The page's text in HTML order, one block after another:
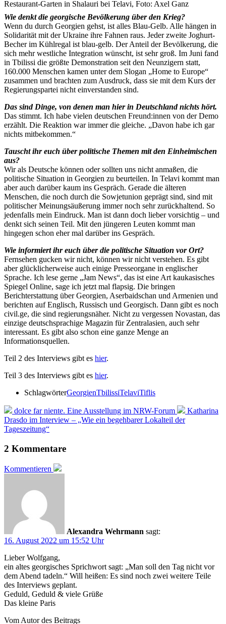
Restaurant-Garten in Shalauri bei Telavi, Foto: Axel Ganz
Wie denkt die georgische Bevölkerung über den Krieg?
Wenn du durch Georgien gehst, ist alles Blau-Gelb. Alle hängen in
Solidarität mit der Ukraine ihre Fahnen raus. Jeder zweite Joghurt-
Becher im Kühlregal ist blau-gelb. Der Anteil der Bevölkerung, die
sich mehr westliche Integration wünscht, ist sehr groß. Im Juni fand
in Tbilissi die größte Demonstration seit den Neunzigern statt,
160.000 Menschen kamen unter dem Slogan „Home to Europe“
zusammen und brachten zum Ausdruck, dass sie mit dem Kurs der
Regierungspartei nicht einverstanden sind.
Das sind Dinge, von denen man hier in Deutschland nichts hört.
Das stimmt. Ich habe vielen deutschen Freund:innen von der Demo
erzählt. Die Reaktion war immer die gleiche. „Davon habe ich gar
nichts mitbekommen.“
Tauscht ihr euch über politische Themen mit den Einheimischen
aus?
Wir als Deutsche können oder sollten uns nicht anmaßen, die
politische Situation in Georgien zu beurteilen. In Telavi kommt man
aber auch darüber kaum ins Gespräch. Gerade die älteren
Menschen, die noch durch die Sowjetunion geprägt sind, sind mit
politischer Meinungsäußerung immer noch sehr zurückhaltend. So
jedenfalls mein Eindruck. Man ist dann doch lieber vorsichtig – und
denkt sich seinen Teil. Mit den jüngeren Leuten kommt man
hingegen schon eher mal darüber ins Gespräch.
Wie informiert ihr euch über die politische Situation vor Ort?
Fernsehen gucken wir nicht, können wir nicht verstehen. Es gibt
aber glücklicherweise auch einige Presseorgane in englischer
Sprache. Ich lese gerne „Jam News“, das ist eine Art kaukasisches
Spiegel Online, sage ich jetzt mal flapsig. Die bringen
Berichterstattung über Georgien, Aserbaidschan und Armenien und
berichten auf Englisch, Russisch und Georgisch. Dann gibt es noch
civil.ge, die sind regierungsnäher. Nicht zu vergessen Novastan, das
einzige deutschsprachige Magazin für Zentralasien, auch sehr
interessant. Es gibt also schon eine ganze Menge an
Informationsquellen.
Teil 2 des Interviews gibt es hier.
Teil 3 des Interviews gibt es hier.
SchlagwörterGeorgienTbilissiTelaviTiflis
dolce far niente. Eine Ausstellung im NRW-Forum
Katharina
Drasdo im Interview – „Wie ein begehbarer Lokalteil der
Tageszeitung“
2 Kommentare
Kommentieren
Alexandra Wehrmann sagt:
16. August 2022 um 15:52 Uhr
Lieber Wolfgang,
ein altes georgisches Sprichwort sagt: „Man soll den Tag nicht vor
dem Abend tadeln.“ Will heißen: Es sind noch zwei weitere Teile
des Interviews geplant.
Geduld, Geduld & viele Grüße
Das kleine Paris
Vom Autor des Beitrags